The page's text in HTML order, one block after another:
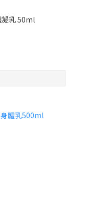
凝乳 50ml